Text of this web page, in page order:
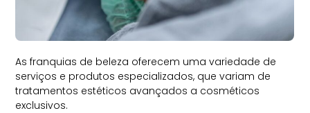
As franquias de beleza oferecem uma variedade de
serviços e produtos especializados, que variam de
tratamentos estéticos avançados a cosméticos
exclusivos.